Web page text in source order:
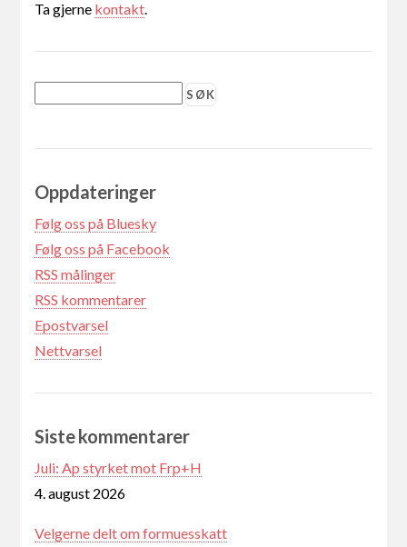
Ta gjerne kontakt.
Oppdateringer
Følg oss på Bluesky
Følg oss på Facebook
RSS målinger
RSS kommentarer
Epostvarsel
Nettvarsel
Siste kommentarer
Juli: Ap styrket mot Frp+H
4. august 2026
Velgerne delt om formuesskatt